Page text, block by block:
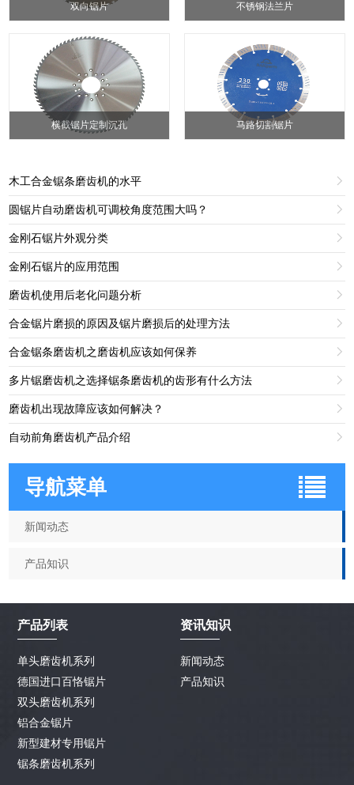
双向锯片 不锈钢法兰片
横截锯片定制沉孔 马路切割锯片
木工合金锯条磨齿机的水平 
圆锯片自动磨齿机可调校角度范围大吗？ 
金刚石锯片外观分类 
金刚石锯片的应用范围 
磨齿机使用后老化问题分析 
合金锯片磨损的原因及锯片磨损后的处理方法 
合金锯条磨齿机之磨齿机应该如何保养 
多片锯磨齿机之选择锯条磨齿机的齿形有什么方法 
磨齿机出现故障应该如何解决？ 
自动前角磨齿机产品介绍 
导航菜单
新闻动态
产品知识
产品列表
单头磨齿机系列
德国进口百恪锯片
双头磨齿机系列
铝合金锯片
新型建材专用锯片
锯条磨齿机系列
资讯知识
新闻动态
产品知识